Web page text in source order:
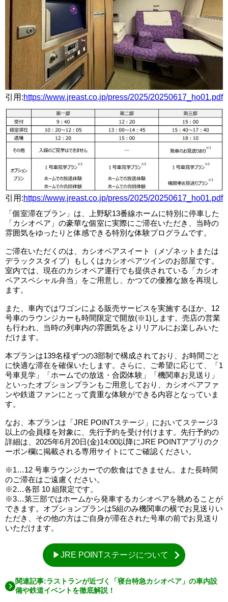
引用:https://www.jreast.co.jp/press/2025/20250617_ho01.pdf
引用:https://www.jreast.co.jp/press/2025/20250617_ho01.pdf
「個室滞在プラン」は、上野駅13番線ホームに特別に停車した
「カシオペア」の豪華な個室に実際にご滞在いただき、当時の
雰囲気をゆったりと体感できる特別な体験プログラムです。
ご滞在いただくのは、カシオペアスイート（メゾネットまたは
デラックスタイプ）もしくはカシオペアツインのお部屋です。
室内では、現在のカシオペア運行でも提供されている「カシオ
ペアスペシャル弁当」をご用意し、かつての優雅な旅を再現し
ます。
また、車内ではワゴンによる販売サービスを実施するほか、12
号車のラウンジカーも時間限定で開放(※1)します。売店の営業
も行われ、当時の列車内の雰囲気をよりリアルにお楽しみいた
だけます。
本プランは139名様ずつの3部制で構成されており、お時間ごと
に快適な滞在を確保いたします。さらに、ご希望に応じて、「1
号車見学」「ホームでの放送・合図体験」「機関車お見送り」
といったオプションプランもご用意しており、カシオペアファ
ンや鉄道ファンにとって貴重な体験ができる内容となっていま
す。
なお、本プランは「JRE POINTステージ」においてステージ3
以上の会員様を対象に、先行予約を受け付けます。先行予約の
詳細は、2025年6月20日(金)14:00以降にJRE POINTアプリのク
ーポン欄に掲載される専用サイトにてご確認ください。
※1…12 号車ラウンジカーでの飲食はできません。また長時間
のご滞在はご遠慮ください。
※2…各部 10 組限定です。
※3…第三部ではホームから発車するカシオペアを眺めることが
できます。オプションプランは5組のみ機関車の横でお見送りい
ただき、その他の方はご自身が滞在された号車の前でお見送り
いただけます。
▶JRE POINTステージについて
関連記事:ラストランが近づく「寝台特急カシオペア」の車内設
備や鉄道イベントを徹底解説！